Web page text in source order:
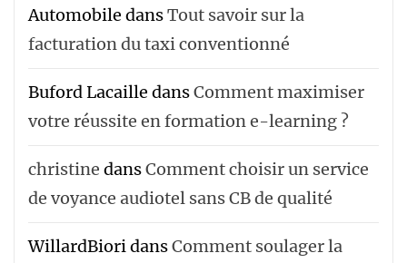
Automobile dansTout savoir sur la
facturation du taxi conventionné
Buford Lacaille dansComment maximiser
votre réussite en formation e-learning ?
christine dansComment choisir un service
de voyance audiotel sans CB de qualité
WillardBioridansComment soulager la